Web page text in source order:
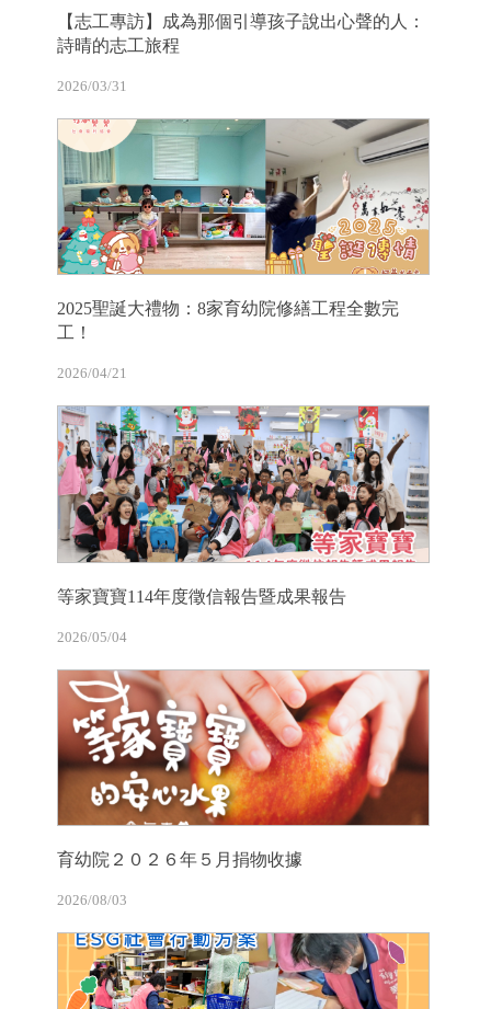
【志工專訪】成為那個引導孩子說出心聲的人：
詩晴的志工旅程
2026/03/31
2025聖誕大禮物：8家育幼院修繕工程全數完
工！
2026/04/21
等家寶寶114年度徵信報告暨成果報告
2026/05/04
育幼院２０２６年５月捐物收據
2026/08/03